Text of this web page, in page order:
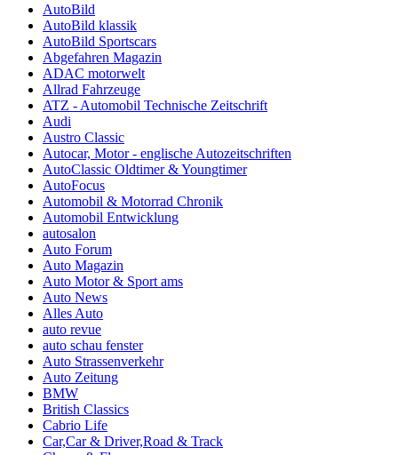
AutoBild
AutoBild klassik
AutoBild Sportscars
Abgefahren Magazin
ADAC motorwelt
Allrad Fahrzeuge
ATZ - Automobil Technische Zeitschrift
Audi
Austro Classic
Autocar, Motor - englische Autozeitschriften
AutoClassic Oldtimer & Youngtimer
AutoFocus
Automobil & Motorrad Chronik
Automobil Entwicklung
autosalon
Auto Forum
Auto Magazin
Auto Motor & Sport ams
Auto News
Alles Auto
auto revue
auto schau fenster
Auto Strassenverkehr
Auto Zeitung
BMW
British Classics
Cabrio Life
Car,Car & Driver,Road & Track